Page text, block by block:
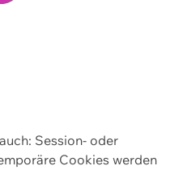
Session- oder
Cookies werden